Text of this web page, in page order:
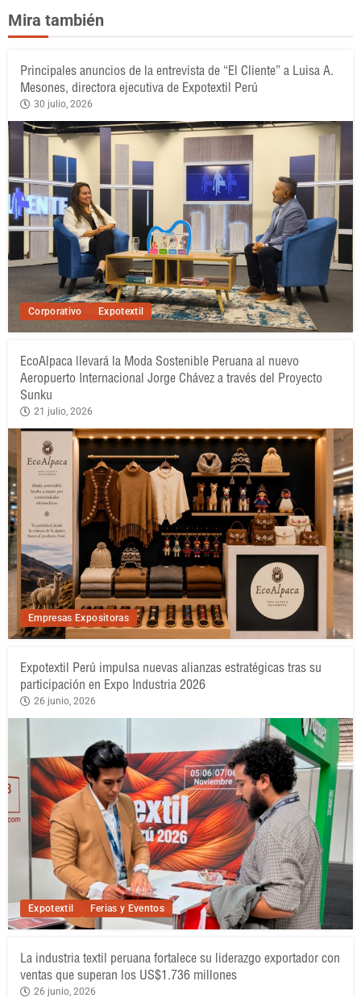
Mira también
Corporativo Expotextil
Principales anuncios de la entrevista de “El Cliente” a Luisa A.
Mesones, directora ejecutiva de Expotextil Perú
30 julio, 2026
Empresas Expositoras
EcoAlpaca llevará la Moda Sostenible Peruana al nuevo
Aeropuerto Internacional Jorge Chávez a través del Proyecto
Sunku
21 julio, 2026
Expotextil Ferias y Eventos
Expotextil Perú impulsa nuevas alianzas estratégicas tras su
participación en Expo Industria 2026
26 junio, 2026
La industria textil peruana fortalece su liderazgo exportador con
ventas que superan los US$1.736 millones
26 junio, 2026